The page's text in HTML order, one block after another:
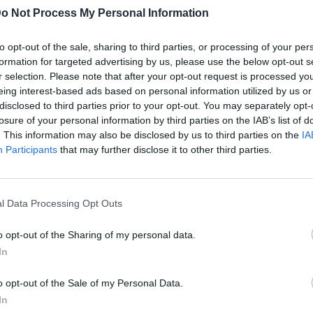
Not Process My Personal Information
opt-out of the sale, sharing to third parties, or processing of your
for targeted advertising by us, please use the below opt-out
selection. Please note that after your opt-out request is processed
interest-based ads based on personal information utilized by us
to third parties prior to your opt-out. You may separately
of your personal information by third parties on the IAB’s list of
This information may also be disclosed by us to third parties on the
Participants that may further disclose it to other third parties.
Data Processing Opt Outs
opt-out of the Sharing of my personal data.
opt-out of the Sale of my Personal Data.
al agua embotellada y permiten la reducción
es que son de muy fácil instalación.
estos equipos especiales destaca
adaptadas a todos las necesidades del
cuál optar